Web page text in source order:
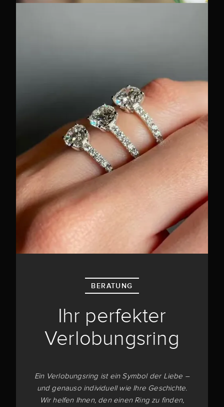
BERATUNG
Ihr perfekter
Verlobungsring
Ein Verlobungsring ist ein Symbol der Liebe –
und genauso individuell wie Ihre Geschichte.
Wir helfen Ihnen, den einen Ring zu finden,